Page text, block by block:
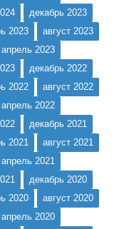
декабрь 2023
2023
август 2023
апрель 2023
декабрь 2022
2022
август 2022
апрель 2022
декабрь 2021
2021
август 2021
апрель 2021
декабрь 2020
2020
август 2020
апрель 2020